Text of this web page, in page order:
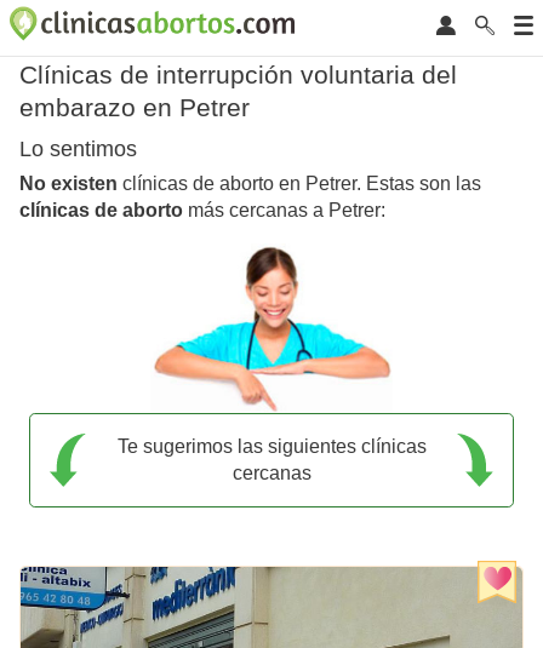
Clínicas de interrupción voluntaria del
embarazo en Petrer
Lo sentimos
No existen clínicas de aborto en Petrer. Estas son las
clínicas de aborto más cercanas a Petrer:
Te sugerimos las siguientes clínicas
cercanas